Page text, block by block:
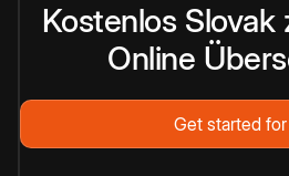
Kostenlos Slovak
Online
Get started